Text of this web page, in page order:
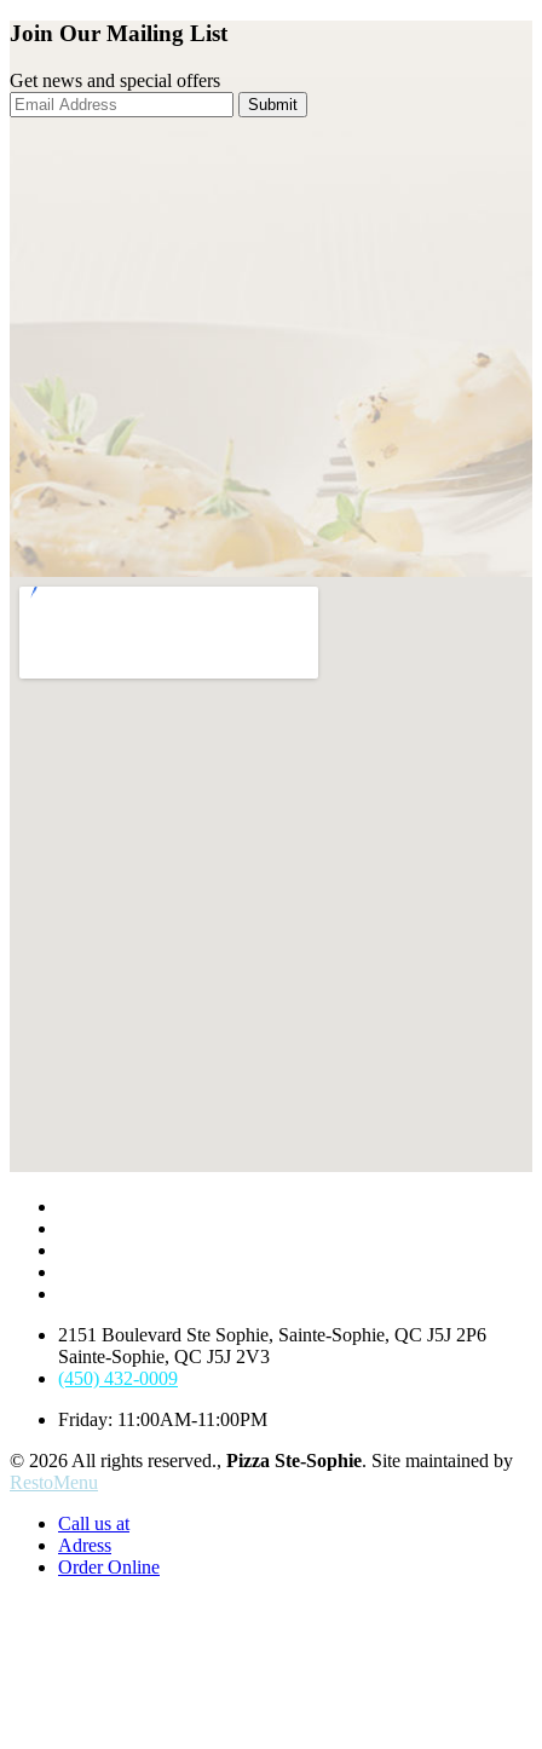
Join Our Mailing List
Get news and special offers
Submit
2151 Boulevard Ste Sophie, Sainte-Sophie, QC J5J 2P6
Sainte-Sophie, QC J5J 2V3
(450) 432-0009
Friday: 11:00AM-11:00PM
© 2026 All rights reserved., Pizza Ste-Sophie. Site maintained by
RestoMenu
Call us at
Adress
Order Online